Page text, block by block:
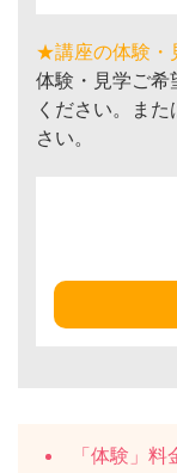
★講座の体験・
体験・見学ご希
ください。ま
さい。
「体験」